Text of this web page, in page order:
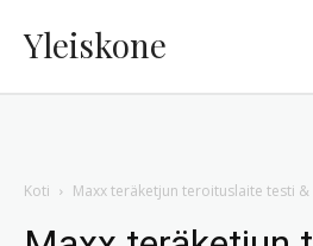
Yleiskone
Koti Maxx teräketjun teroituslaite testi